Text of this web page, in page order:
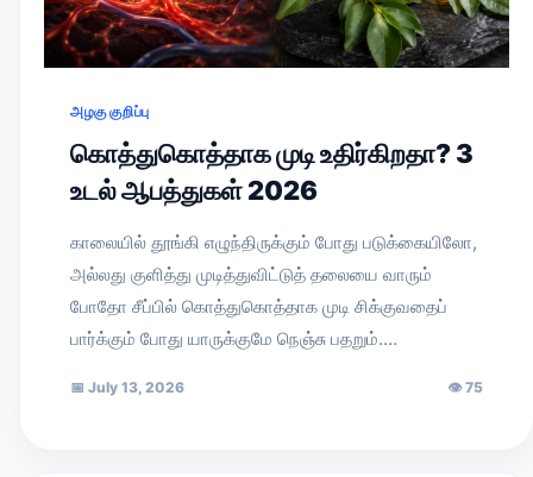
அழகு குறிப்பு
கொத்துகொத்தாக முடி உதிர்கிறதா? 3
உடல் ஆபத்துகள் 2026
காலையில் தூங்கி எழுந்திருக்கும் போது படுக்கையிலோ,
அல்லது குளித்து முடித்துவிட்டுத் தலையை வாரும்
போதோ சீப்பில் கொத்துகொத்தாக முடி சிக்குவதைப்
பார்க்கும் போது யாருக்குமே நெஞ்சு பதறும்.…
📅 July 13, 2026 👁75